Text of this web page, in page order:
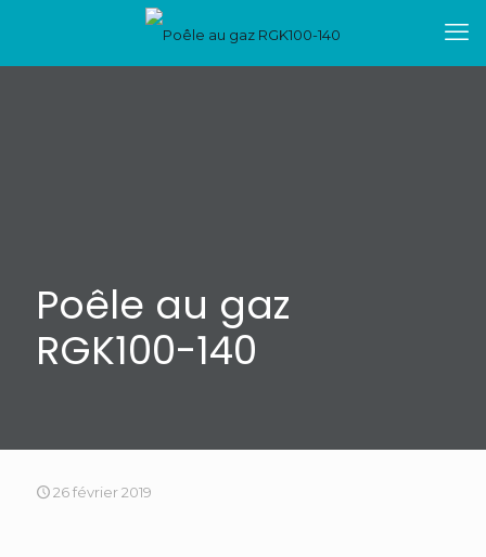
Poêle au gaz
RGK100-140
26 février 2019